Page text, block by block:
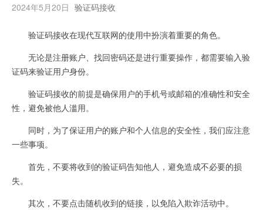
2024年5月20日 验证码接收
验证码接收在现代互联网的使用中扮演着重要的角色。
无论是注册账户、找回密码还是进行重要操作，都需要输入验
证码来验证用户身份。
验证码接收的前提是确保用户的手机号或邮箱的准确性和安全
性，避免被他人滥用。
同时，为了保证用户的账户和个人信息的安全性，我们应注意
一些事项。
首先，不要将收到的验证码告知他人，避免造成不必要的损
失。
其次，不要点击随机收到的链接，以免陷入欺诈活动中。